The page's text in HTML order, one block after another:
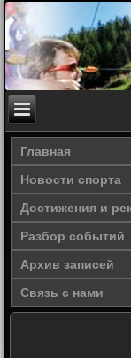
Главная
Новости спорта
Достижения и
Разбор событий
Архив записей
Связь с нами